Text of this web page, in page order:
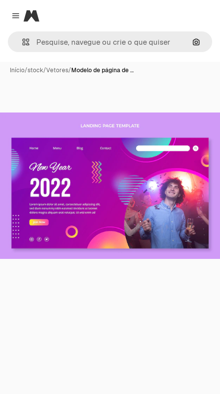
Close menu
Magnific
Início/stock/Vetores/Modelo de página de …